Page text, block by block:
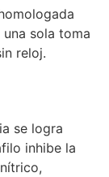
sola toma
reloj.
se logra
inhibe la